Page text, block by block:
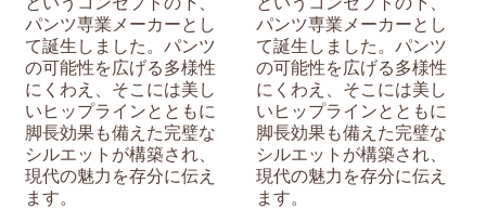
パンツ専業メーカーとし
て誕生しました。パンツ
の可能性を広げる多様性
にくわえ、そこには美し
いヒップラインとともに
脚長効果も備えた完璧な
シルエットが構築され、
現代の魅力を存分に伝え
ます。
パンツ専業メーカーとし
て誕生しました。パンツ
の可能性を広げる多様性
にくわえ、そこには美し
いヒップラインとともに
脚長効果も備えた完璧な
シルエットが構築され、
現代の魅力を存分に伝え
ます。